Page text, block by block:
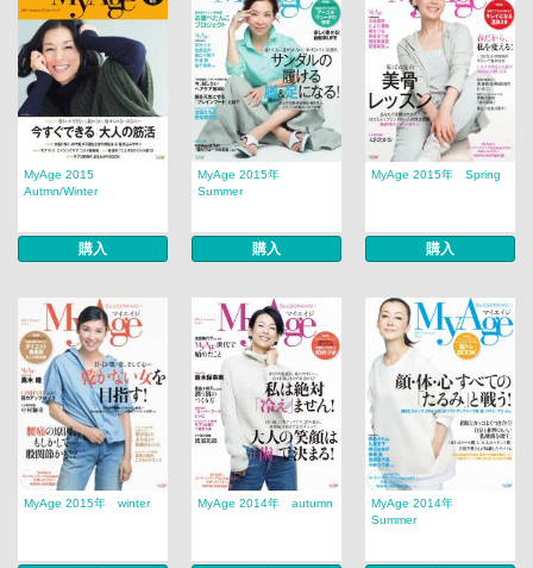
MyAge 2015
Autmn/Winter
購入
MyAge 2015年
Summer
購入
MyAge 2015年 Spring
購入
MyAge 2015年 winter MyAge 2014年 autumn
MyAge 2014年
Summer